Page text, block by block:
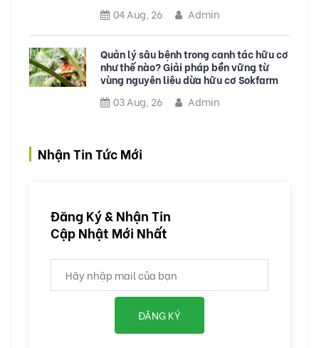
04 Aug, 26
Admin
Quản lý sâu bệnh trong canh tác hữu cơ
như thế nào? Giải pháp bền vững từ
vùng nguyên liệu dừa hữu cơ Sokfarm
03 Aug, 26
Admin
Nhận Tin Tức Mới
Đăng Ký & Nhận Tin
Cập Nhật Mới Nhất
ĐĂNG KÝ